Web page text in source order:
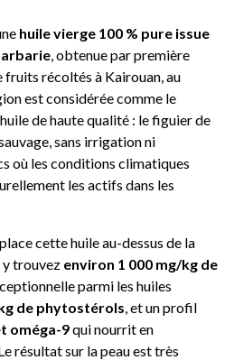
huile vierge 100 % pure issue
, obtenue par première
récoltés à Kairouan, au
est considérée comme le
de haute qualité : le figuier de
sans irrigation ni
où les conditions climatiques
les actifs dans les
cette huile au-dessus de la
y trouvez environ 1 000 mg/kg de
parmi les huiles
de phytostérols, et un profil
oméga-9qui nourrit en
résultat sur la peau est très